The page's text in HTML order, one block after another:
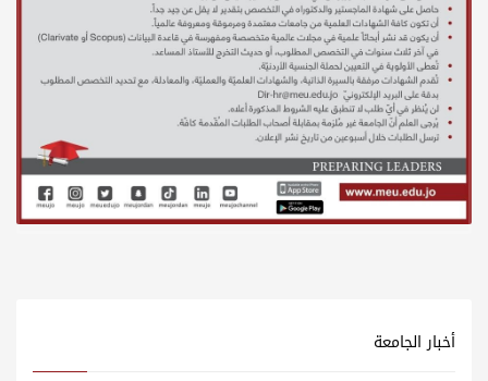
أخبار الجامعة